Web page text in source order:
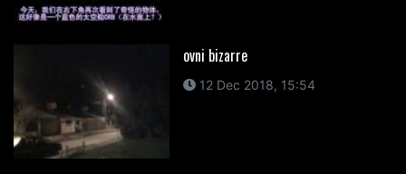
ovni bizarre
12 Dec 2018, 15:54